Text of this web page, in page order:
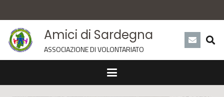
Amici di Sardegna
ASSOCIAZIONE DI VOLONTARIATO